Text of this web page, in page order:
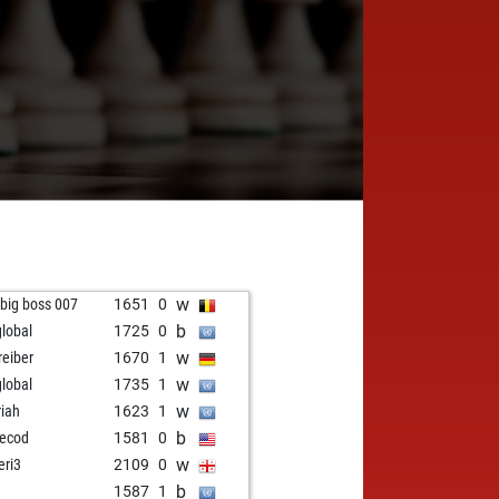
boss 007 1651 0 w
1725 0 b
1670 1 w
1735 1 w
1623 1 w
1581 0 b
2109 0 w
1587 1 b